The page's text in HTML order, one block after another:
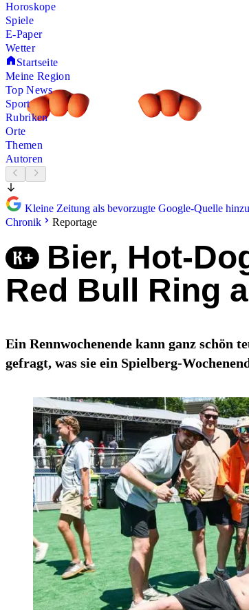
Horoskope
Spiele
E-Paper
Wetter
Startseite
Meine Region
Top News
Sport
Rubriken
Orte
Themen
Autoren
Kleine Zeitung als bevorzugte Google-Quelle
Chronik
Reportage
Bier, Hot-
Red Bull Ring
Ein Rennwochenende kann ganz schön
gefragt, was sie ein Spielberg-